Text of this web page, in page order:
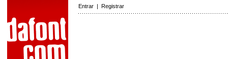
Entrar | Registrar